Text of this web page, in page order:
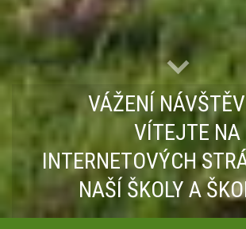
VÁŽENÍ
VÍTEJTE NA
INTERNETOVÝCH
NAŠÍ ŠKOLY A